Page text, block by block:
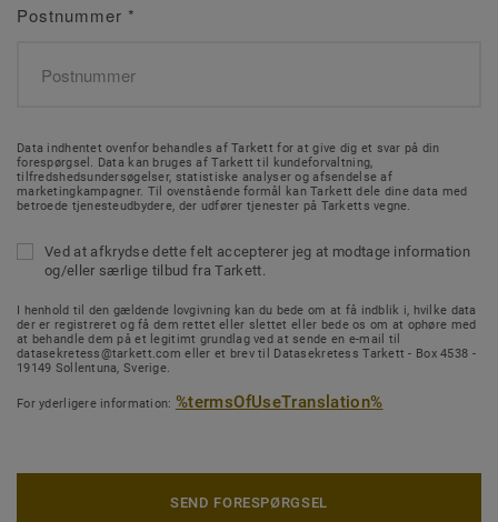
Postnummer *
Data indhentet ovenfor behandles af Tarkett for at give dig et svar på din
forespørgsel. Data kan bruges af Tarkett til kundeforvaltning,
tilfredshedsundersøgelser, statistiske analyser og afsendelse af
marketingkampagner. Til ovenstående formål kan Tarkett dele dine data med
betroede tjenesteudbydere, der udfører tjenester på Tarketts vegne.
Ved at afkrydse dette felt accepterer jeg at modtage information
og/eller særlige tilbud fra Tarkett.
I henhold til den gældende lovgivning kan du bede om at få indblik i, hvilke data
der er registreret og få dem rettet eller slettet eller bede os om at ophøre med
at behandle dem på et legitimt grundlag ved at sende en e-mail til
datasekretess@tarkett.com eller et brev til Datasekretess Tarkett - Box 4538 -
19149 Sollentuna, Sverige.
For yderligere information: %termsOfUseTranslation%
SEND FORESPØRGSEL